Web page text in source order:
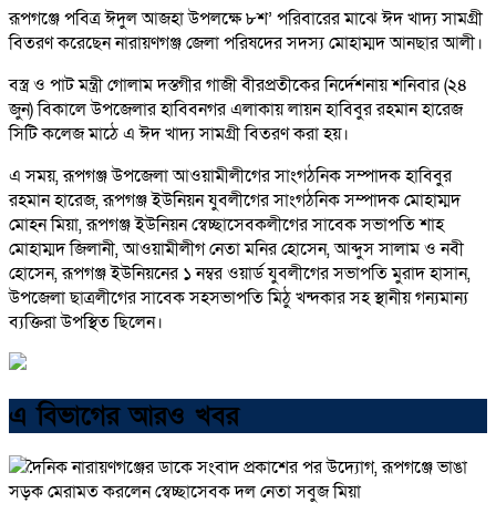
রূপগঞ্জে প‌বিত্র ঈদুল আজহা উপল‌ক্ষে ৮শ’ প‌রিবা‌রের মা‌ঝে ঈদ খাদ্য সামগ্রী
বিতরণ করেছেন নারায়ণগঞ্জ জেলা প‌রিষ‌দের সদস্য মোহাম্মদ আনছার আলী।
বস্ত্র ও পাট মন্ত্রী গোলাম দস্তগীর গাজী বীরপ্রতীকের নির্দেশনায় শ‌নিবার (২৪
জুন) বিকা‌লে উপ‌জেলার হা‌বিবনগর এলাকায় লায়ন হা‌বিবুর রহমান হা‌রেজ
সি‌টি ক‌লেজ মা‌ঠে এ ঈদ খাদ্য সামগ্রী বিতরণ করা হয়।
এ সময়, রূপগঞ্জ উপজেলা আওয়ামীলীগের সাংগঠ‌নিক সম্পাদক হা‌বিবুর
রহমান হা‌রেজ, রূপগঞ্জ ইউ‌নিয়ন যুবলী‌গের সাংগঠনিক সম্পাদক মোহাম্মদ
মোহন মিয়া, রূপগঞ্জ ইউ‌নিয়ন স্বেচ্ছা‌সেবকলী‌গের সা‌বেক সভাপ‌তি শাহ
মোহাম্মদ জিলানী, আওয়ামীলী‌গ নেতা ম‌নির হো‌সেন, আব্দুস সালাম ও নবী
হো‌সেন, রূপগঞ্জ ইউ‌নিয়নের ১ নম্বর ওয়ার্ড যুবলী‌গের সভাপ‌তি মুরাদ হাসান,
উপ‌জেলা ছাত্রলী‌গের সা‌বেক সহসভাপ‌তি মিঠু খন্দকার সহ স্থানীয় গন্যমান্য
ব্য‌ক্তিরা উপ‌স্থিত ছিলেন।
এ বিভাগের আরও খবর